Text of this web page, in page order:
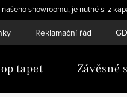
showroomu, je nutné si z
Reklamační řád
tapet Závěsné